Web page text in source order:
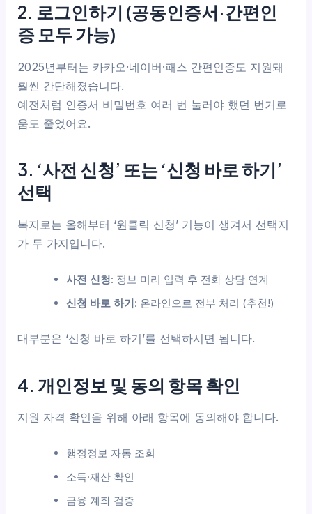
2. 로그인하기 (공동인증서·간편인
증 모두 가능)
2025년부터는 카카오·네이버·패스 간편인증도 지원돼
훨씬 간단해졌습니다.
예전처럼 인증서 비밀번호 여러 번 눌러야 했던 번거로
움도 줄었어요.
3. ‘사전 신청’ 또는 ‘신청 바로 하기’
선택
복지로는 올해부터 ‘원클릭 신청’ 기능이 생겨서 선택지
가 두 가지입니다.
사전 신청: 정보 미리 입력 후 전화 상담 연계
신청 바로 하기: 온라인으로 전부 처리 (추천!)
대부분은 ‘신청 바로 하기’를 선택하시면 됩니다.
4. 개인정보 및 동의 항목 확인
지원 자격 확인을 위해 아래 항목에 동의해야 합니다.
행정정보 자동 조회
소득·재산 확인
금융 계좌 검증